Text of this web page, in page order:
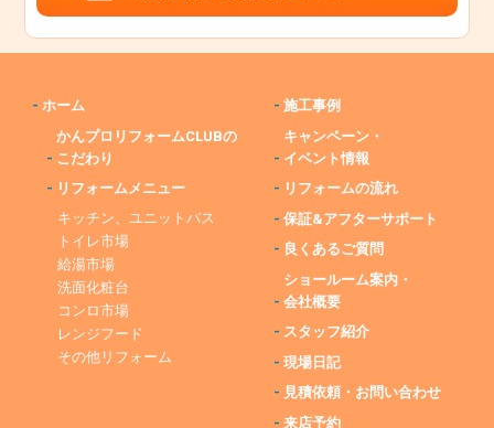
-ホーム
-
かんプロリフォームCLUBの
こだわり
- リフォームメニュー
キッチン、ユニットバス
トイレ市場
給湯市場
洗面化粧台
コンロ市場
レンジフード
その他リフォーム
-施工事例
-
キャンペーン・
イベント情報
- リフォームの流れ
-保証&アフターサポート
- 良くあるご質問
-
ショールーム案内・
会社概要
- スタッフ紹介
-現場日記
- 見積依頼・お問い合わせ
-来店予約